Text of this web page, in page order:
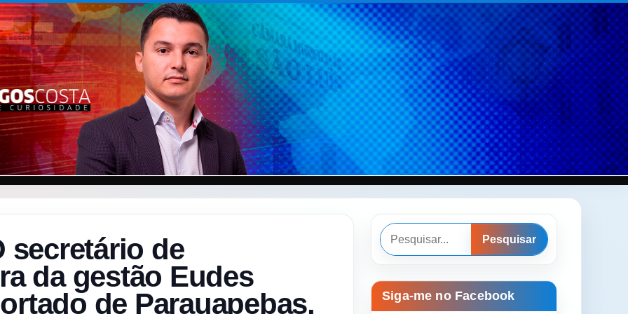
secretário de
da gestão Eudes
de Parauapebas,
Pesquisar
Pesquisar
Siga-me no Facebook